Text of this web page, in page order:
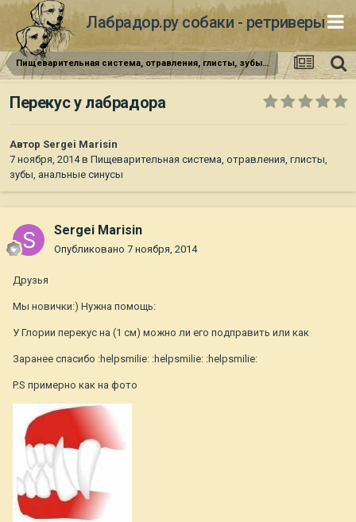
Лабрадор.ру собаки - ретриверы
Пищеварительная система, отравления, глисты, зубы, анальные синусы
Перекус у лабрадора
Автор Sergei Marisin
7 ноября, 2014в Пищеварительная система, отравления, глисты,
зубы, анальные синусы
Sergei Marisin
Опубликовано 7 ноября, 2014
Друзья
Мы новички:) Нужна помощь:
У Глории перекус на (1 см) можно ли его подправить или как
Заранее спасибо :helpsmilie: :helpsmilie: :helpsmilie:
P.S примерно как на фото